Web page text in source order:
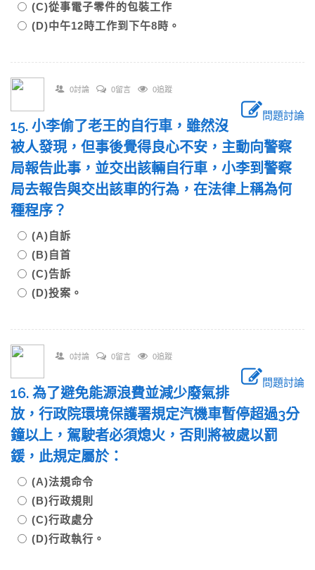
(C)從事電子零件的包裝工作
(D)中午12時工作到下午8時。
0討論 0留言 0追蹤
問題討論
15. 小李偷了老王的自行車，雖然沒
被人發現，但事後覺得良心不安，主動向警察
局報告此事，並交出該輛自行車，小李到警察
局去報告與交出該車的行為，在法律上稱為何
種程序？
(A)自訴
(B)自首
(C)告訴
(D)投案。
0討論 0留言 0追蹤
問題討論
16. 為了避免能源浪費並減少廢氣排
放，行政院環境保護署規定汽機車暫停超過3分
鐘以上，駕駛者必須熄火，否則將被處以罰
鍰，此規定屬於：
(A)法規命令
(B)行政規則
(C)行政處分
(D)行政執行。